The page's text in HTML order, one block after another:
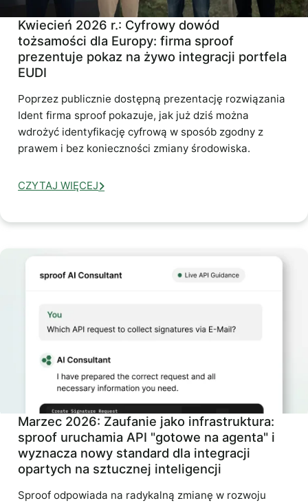
Kwiecień 2026 r.: Cyfrowy dowód
tożsamości dla Europy: firma sproof
prezentuje pokaz na żywo integracji portfela
EUDI
Poprzez publicznie dostępną prezentację rozwiązania
Ident firma sproof pokazuje, jak już dziś można
wdrożyć identyfikację cyfrową w sposób zgodny z
prawem i bez konieczności zmiany środowiska.
CZYTAJ WIĘCEJ
Marzec 2026: Zaufanie jako infrastruktura:
sproof uruchamia API "gotowe na agenta" i
wyznacza nowy standard dla integracji
opartych na sztucznej inteligencji
Sproof odpowiada na radykalną zmianę w rozwoju